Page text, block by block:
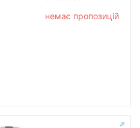
немає пропозицій